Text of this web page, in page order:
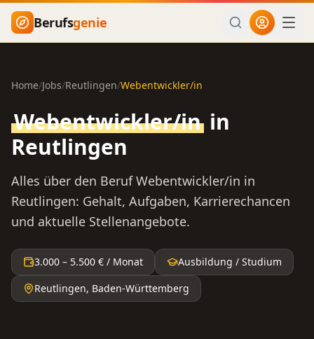
Zum Hauptinhalt springen
Berufsgenie
Home/Jobs/Reutlingen/Webentwickler/in
Webentwickler/in in
Reutlingen
Alles über den BerufWebentwickler/in in
Reutlingen: Gehalt, Aufgaben, Karrierechancen
und aktuelle Stellenangebote.
3.000 – 5.500 € / Monat
Ausbildung / Studium
Reutlingen, Baden-Württemberg